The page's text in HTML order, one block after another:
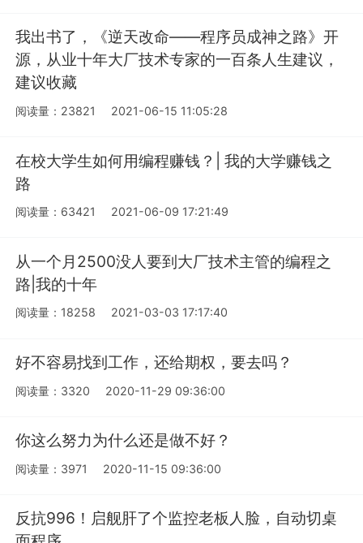
我出书了，《逆天改命——程序员成神之路》开
源，从业十年大厂技术专家的一百条人生建议，
建议收藏
阅读量：23821 2021-06-15 11:05:28
在校大学生如何用编程赚钱？| 我的大学赚钱之
路
阅读量：63421 2021-06-09 17:21:49
从一个月2500没人要到大厂技术主管的编程之
路|我的十年
阅读量：18258 2021-03-03 17:17:40
好不容易找到工作，还给期权，要去吗？
阅读量：3320 2020-11-29 09:36:00
你这么努力为什么还是做不好？
阅读量：3971 2020-11-15 09:36:00
反抗996！启舰肝了个监控老板人脸，自动切桌